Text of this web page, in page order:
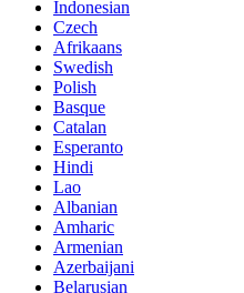
Indonesian
Czech
Afrikaans
Swedish
Polish
Basque
Catalan
Esperanto
Hindi
Lao
Albanian
Amharic
Armenian
Azerbaijani
Belarusian